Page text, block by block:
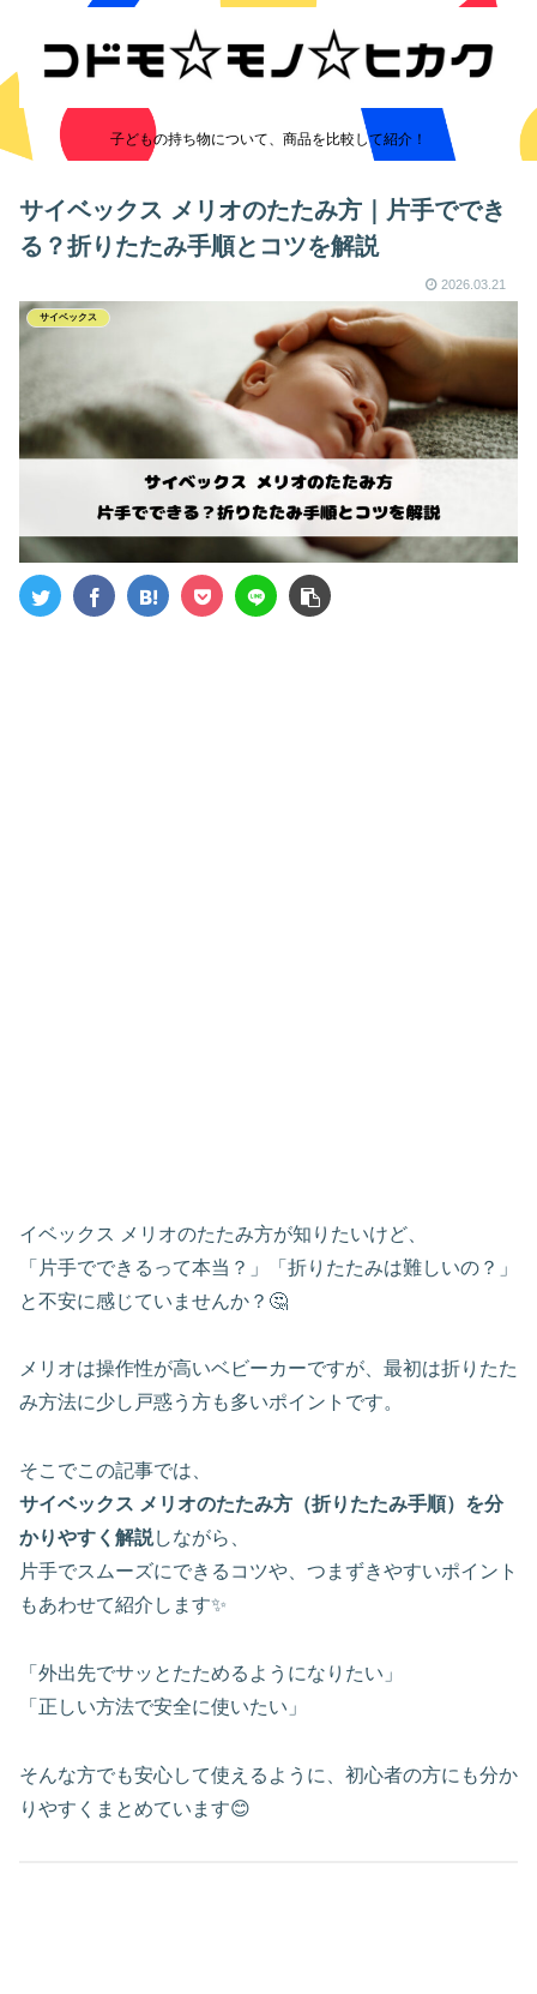
子どもの持ち物について、商品を比較して紹介！
サイベックス メリオのたたみ方｜片手ででき
る？折りたたみ手順とコツを解説
2026.03.21
サイベックス
イベックス メリオのたたみ方が知りたいけど、
「片手でできるって本当？」「折りたたみは難しいの？」
と不安に感じていませんか？🤔
メリオは操作性が高いベビーカーですが、最初は折りたた
み方法に少し戸惑う方も多いポイントです。
そこでこの記事では、
サイベックス メリオのたたみ方（折りたたみ手順）を分
かりやすく解説しながら、
片手でスムーズにできるコツや、つまずきやすいポイント
もあわせて紹介します✨
「外出先でサッとたためるようになりたい」
「正しい方法で安全に使いたい」
そんな方でも安心して使えるように、初心者の方にも分か
りやすくまとめています😊